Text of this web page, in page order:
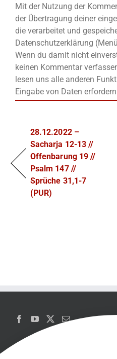
Mit der Nutzung der
der Übertragung deiner
die verarbeitet und
Datenschutzerklärung
Wenn du damit nicht
keinen Kommentar
lesen uns alle anderen
Eingabe von Daten
28.12.2022 –
Sacharja 12-13 //
Offenbarung 19 //
Psalm 147 //
Sprüche 31,1-7
(PUR)